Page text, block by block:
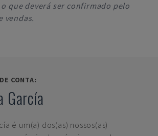
que deverá ser confirmado pelo
vendas.
CONTA:
García
é um(a) dos(as) nossos(as)